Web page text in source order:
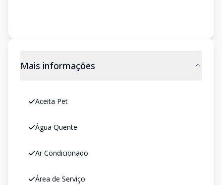
Mais informações
Aceita Pet
Água Quente
Ar Condicionado
Área de Serviço